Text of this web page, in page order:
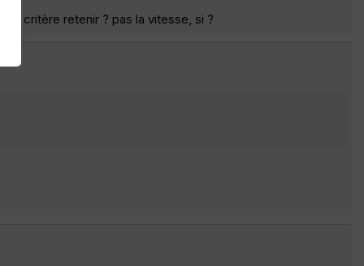
critère retenir ? pas la vitesse, si ?